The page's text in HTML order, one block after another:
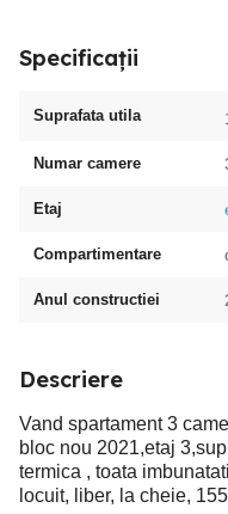
Specificații
Suprafata utila
Numar camere
Etaj
Compartimentare
Anul constructiei
Descriere
Vand spartament 3
bloc nou 2021,etaj
termica , toata
locuit, liber, la cheie,